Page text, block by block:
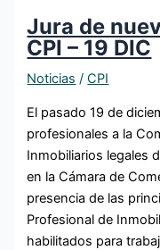
Jura de
CPI – 19 DIC
Noticias /CPI
El pasado 19 de
profesionales a la
Inmobiliarios legales
en la Cámara de
presencia de las
Profesional de
habilitados para